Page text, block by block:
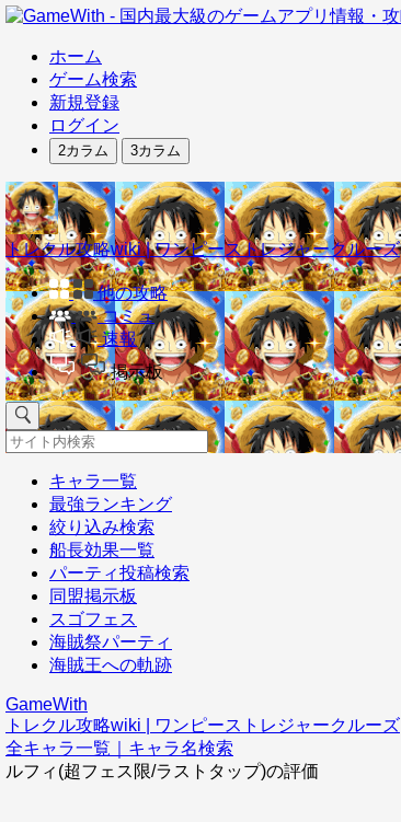
ホーム
ゲーム検索
新規登録
ログイン
2カラム 3カラム
トレクル攻略wiki | ワンピーストレジャークルーズ
他の攻略
コミュ
速報
掲示板
キャラ一覧
最強ランキング
絞り込み検索
船長効果一覧
パーティ投稿検索
同盟掲示板
スゴフェス
海賊祭パーティ
海賊王への軌跡
GameWith
トレクル攻略wiki | ワンピーストレジャークルーズ
全キャラ一覧｜キャラ名検索
ルフィ(超フェス限/ラストタップ)の評価